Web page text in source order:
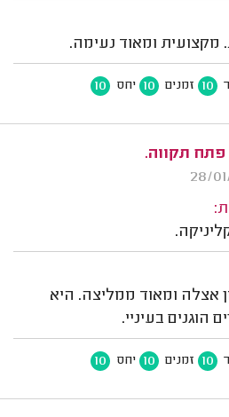
ומאוד נעימה.
10 זמנים 10 יחס 10
פתח תקווה.
אצלה ומאוד ממליצה. היא
הוגנים בעיניי.
10 זמנים 10 יחס 10